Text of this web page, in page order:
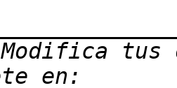
Modifica tus